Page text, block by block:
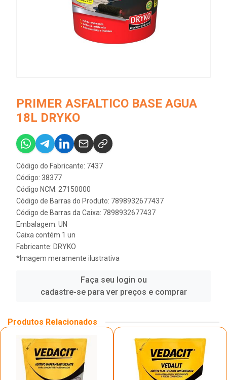
PRIMER ASFALTICO BASE AGUA
18L DRYKO
Código do Fabricante: 7437
Código: 38377
Código NCM: 27150000
Código de Barras do Produto: 7898932677437
Código de Barras da Caixa: 7898932677437
Embalagem: UN
Caixa contém 1 un
Fabricante: DRYKO
*Imagem meramente ilustrativa
Faça seu login ou
cadastre-se para ver preços e comprar
Produtos Relacionados